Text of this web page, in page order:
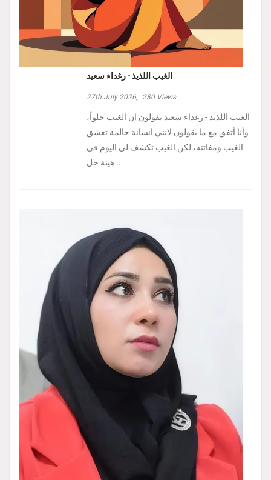
الغيب اللذيذ - رغداء سعيد
27th July 2026, 280Views
الغيب اللذيذ - رغداء سعيد يقولون ان الغيب حلواً،
وأنا أتفق مع ما يقولون لانني انسانة حالمة تعشق
الغيب ومفاتنه، لكن الغيب تكشف لي اليوم في
هيئة حل ...